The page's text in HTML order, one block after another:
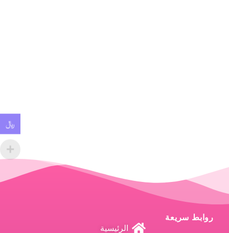
روابط سريعة
الرئيسية
﷼